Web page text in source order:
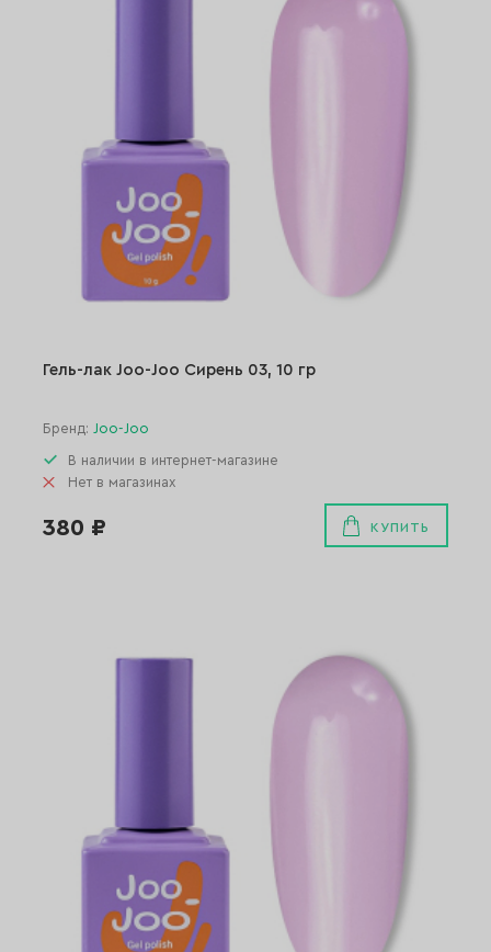
Гель-лак Joo-Joo Сирень 03, 10 гр
Бренд: Joo-Joo
В наличии в интернет-магазине
Нет в магазинах
380 ₽ КУПИТЬ